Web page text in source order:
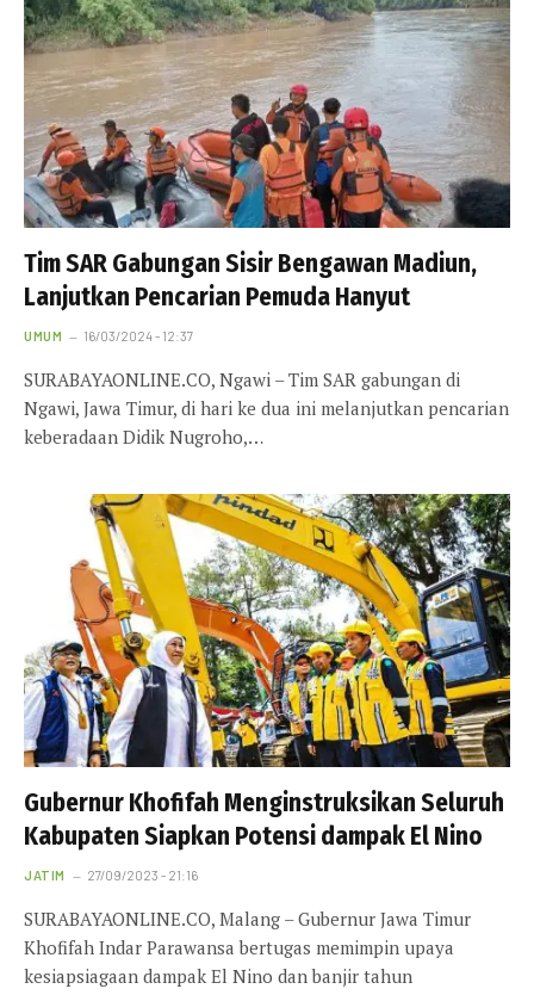
Tim SAR Gabungan Sisir Bengawan Madiun,
Lanjutkan Pencarian Pemuda Hanyut
UMUM 16/03/2024 - 12:37
SURABAYAONLINE.CO, Ngawi – Tim SAR gabungan di
Ngawi, Jawa Timur, di hari ke dua ini melanjutkan pencarian
keberadaan Didik Nugroho,…
Gubernur Khofifah Menginstruksikan Seluruh
Kabupaten Siapkan Potensi dampak El Nino
JATIM 27/09/2023 - 21:16
SURABAYAONLINE.CO, Malang – Gubernur Jawa Timur
Khofifah Indar Parawansa bertugas memimpin upaya
kesiapsiagaan dampak El Nino dan banjir tahun